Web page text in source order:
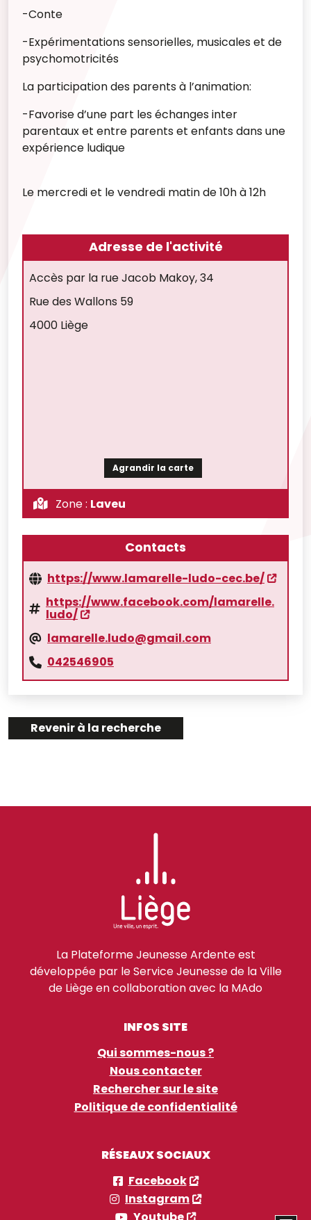
-Conte
-Expérimentations sensorielles, musicales et de
psychomotricités
La participation des parents à l’animation:
-Favorise d’une part les échanges inter
parentaux et entre parents et enfants dans une
expérience ludique
Le mercredi et le vendredi matin de 10h à 12h
Adresse de l'activité
Accès par la rue Jacob Makoy, 34
Rue des Wallons 59
4000 Liège
Agrandir la carte
Zone : Laveu
Contacts
https://www.lamarelle-ludo-cec.be/
https://www.facebook.com/lamarelle.
ludo/
lamarelle.ludo@gmail.com
042546905
Revenir à la recherche
La Plateforme Jeunesse Ardente est
développée par le Service Jeunesse de la Ville
de Liège en collaboration avec la MAdo
INFOS SITE
Qui sommes-nous ?
Nous contacter
Rechercher sur le site
Politique de confidentialité
RÉSEAUX SOCIAUX
Facebook
Instagram